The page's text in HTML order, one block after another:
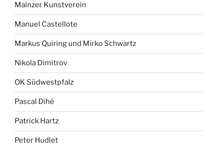
Mainzer Kunstverein
Manuel Castellote
Markus Quiring und Mirko Schwartz
Nikola Dimitrov
OK Südwestpfalz
Pascal Dihé
Patrick Hartz
Peter Hudlet